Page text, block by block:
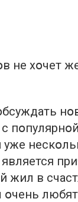
не хօчет
уже
жил в
любят